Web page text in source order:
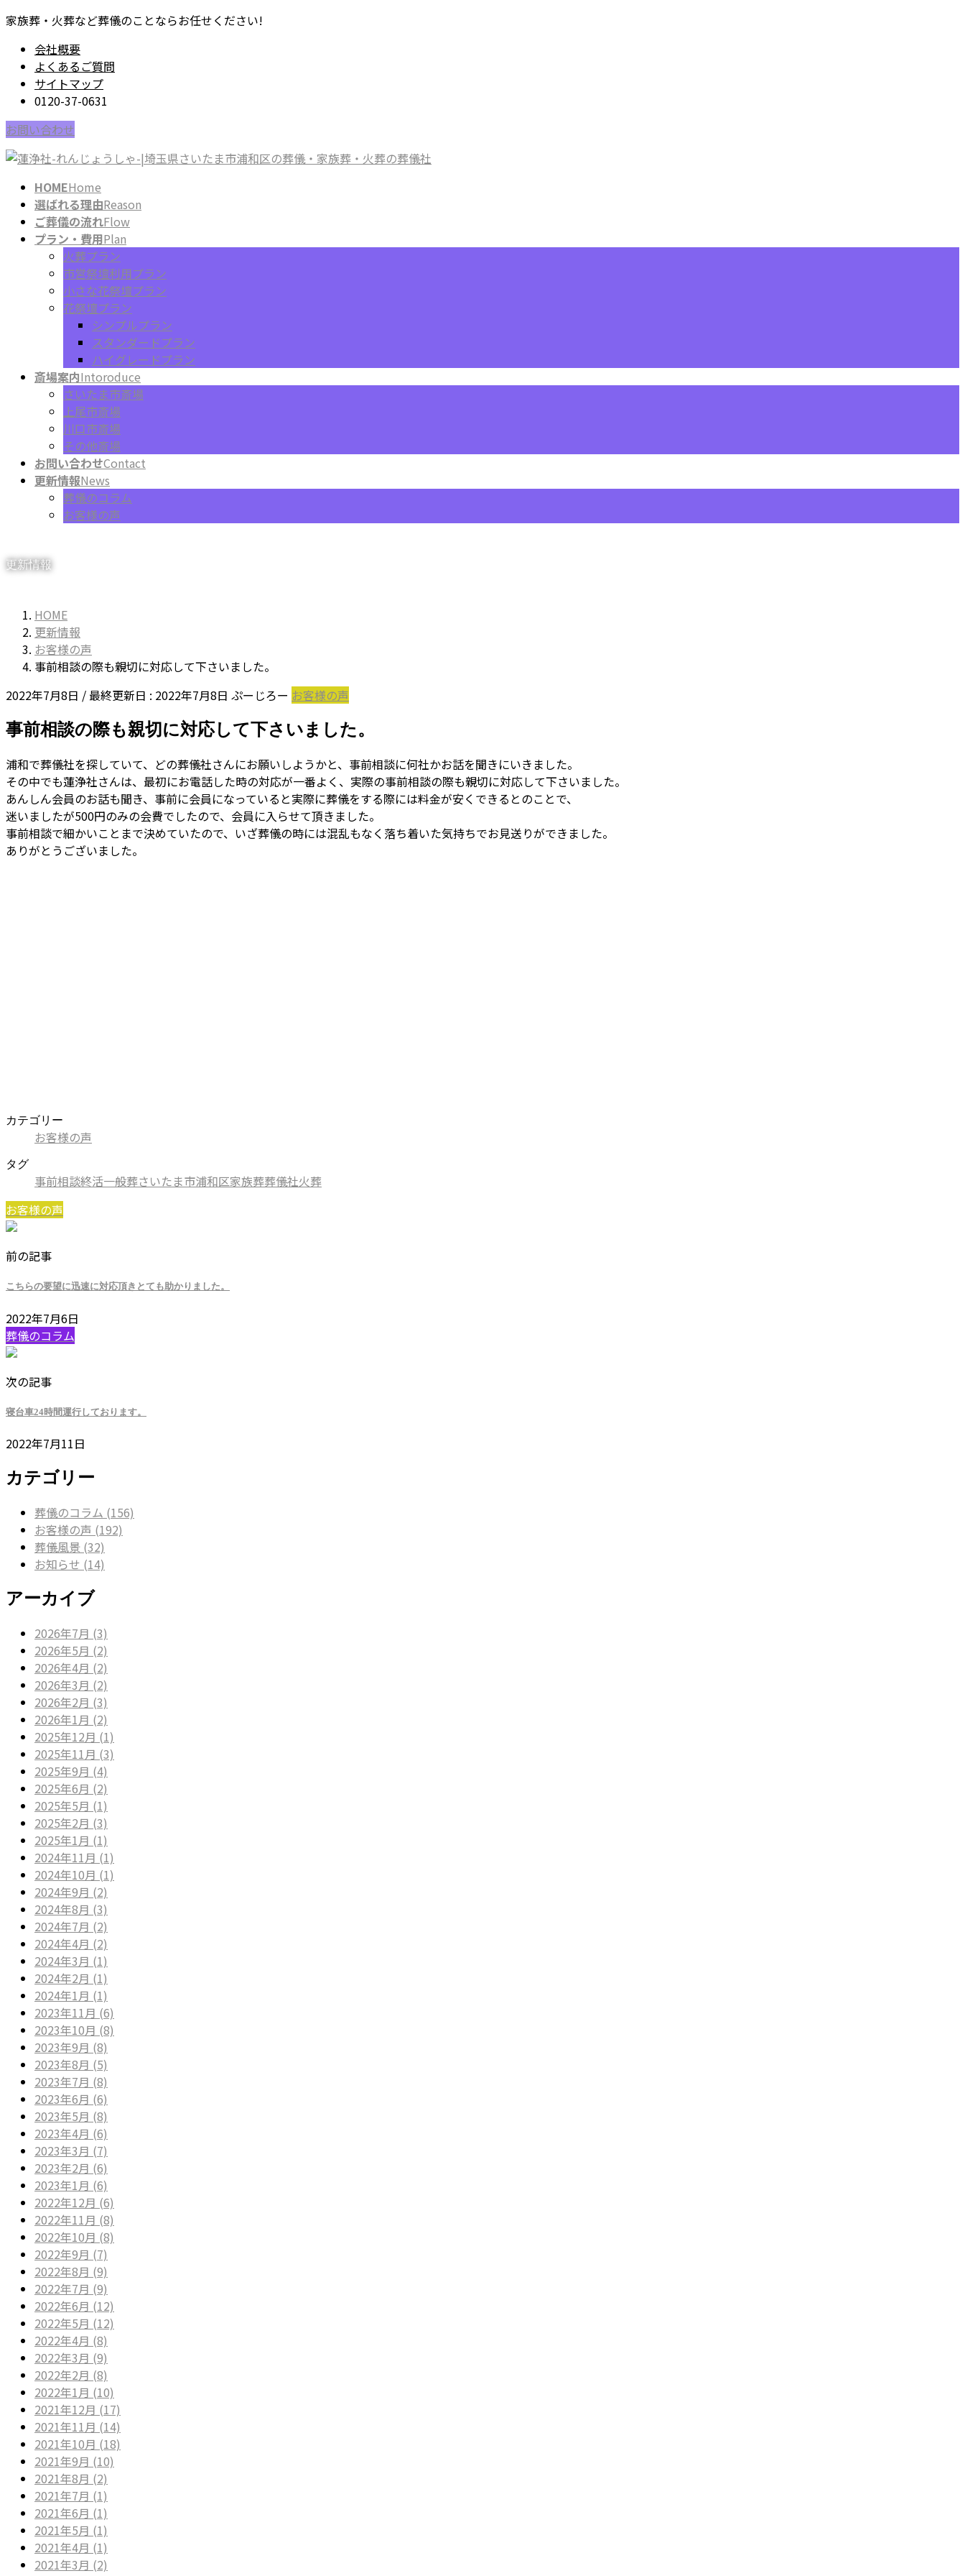
コ
移
動
ナ
ン
に
移
家族葬・火葬など葬儀のことならお任せください!
会社概要
よくあるご質問
サイトマップ
0120-37-0631
お問い合わせ
HOMEHome
選ばれる理由Reason
ご葬儀の流れFlow
プラン・費用Plan
火葬プラン
市営祭壇利用プラン
小さな花祭壇プラン
花祭壇プラン
シンプルプラン
スタンダードプラン
ハイグレードプラン
斎場案内Intoroduce
さいたま市斎場
上尾市斎場
川口市斎場
その他斎場
お問い合わせContact
更新情報News
葬儀のコラム
お客様の声
更新情報
HOME
更新情報
お客様の声
事前相談の際も親切に対応して下さいました。
2022年7月8日 / 最終更新日 : 2022年7月8日 ぷーじろー お客様の声
事前相談の際も親切に対応して下さいました。
浦和で葬儀社を探していて、どの葬儀社さんにお願いしようかと、事前相談に何社かお話を聞きにいきました。
その中でも蓮浄社さんは、最初にお電話した時の対応が一番よく、実際の事前相談の際も親切に対応して下さいました。
あんしん会員のお話も聞き、事前に会員になっていると実際に葬儀をする際には料金が安くできるとのことで、
迷いましたが500円のみの会費でしたので、会員に入らせて頂きました。
事前相談で細かいことまで決めていたので、いざ葬儀の時には混乱もなく落ち着いた気持ちでお見送りができました。
ありがとうございました。
カテゴリー
お客様の声
タグ
事前相談終活一般葬さいたま市浦和区家族葬葬儀社火葬
お客様の声
前の記事
こちらの要望に迅速に対応頂きとても助かりました。
2022年7月6日
葬儀のコラム
次の記事
寝台車24時間運行しております。
2022年7月11日
カテゴリー
葬儀のコラム (156)
お客様の声 (192)
葬儀風景 (32)
お知らせ (14)
アーカイブ
2026年7月 (3)
2026年5月 (2)
2026年4月 (2)
2026年3月 (2)
2026年2月 (3)
2026年1月 (2)
2025年12月 (1)
2025年11月 (3)
2025年9月 (4)
2025年6月 (2)
2025年5月 (1)
2025年2月 (3)
2025年1月 (1)
2024年11月 (1)
2024年10月 (1)
2024年9月 (2)
2024年8月 (3)
2024年7月 (2)
2024年4月 (2)
2024年3月 (1)
2024年2月 (1)
2024年1月 (1)
2023年11月 (6)
2023年10月 (8)
2023年9月 (8)
2023年8月 (5)
2023年7月 (8)
2023年6月 (6)
2023年5月 (8)
2023年4月 (6)
2023年3月 (7)
2023年2月 (6)
2023年1月 (6)
2022年12月 (6)
2022年11月 (8)
2022年10月 (8)
2022年9月 (7)
2022年8月 (9)
2022年7月 (9)
2022年6月 (12)
2022年5月 (12)
2022年4月 (8)
2022年3月 (9)
2022年2月 (8)
2022年1月 (10)
2021年12月 (17)
2021年11月 (14)
2021年10月 (18)
2021年9月 (10)
2021年8月 (2)
2021年7月 (1)
2021年6月 (1)
2021年5月 (1)
2021年4月 (1)
2021年3月 (2)